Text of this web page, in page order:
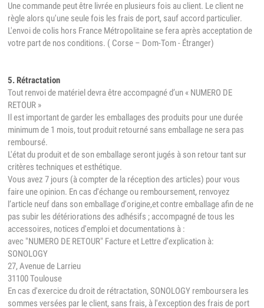
Une commande peut être livrée en plusieurs fois au client. Le client ne
règle alors qu'une seule fois les frais de port, sauf accord particulier.
L'envoi de colis hors France Métropolitaine se fera après acceptation de
votre part de nos conditions. ( Corse – Dom-Tom - Étranger)
5. Rétractation
Tout renvoi de matériel devra être accompagné d’un « NUMERO DE
RETOUR »
Il est important de garder les emballages des produits pour une durée
minimum de 1 mois, tout produit retourné sans emballage ne sera pas
remboursé.
L'état du produit et de son emballage seront jugés à son retour tant sur
critères techniques et esthétique.
Vous avez 7 jours (à compter de la réception des articles) pour vous
faire une opinion. En cas d'échange ou remboursement, renvoyez
l’article neuf dans son emballage d'origine,et contre emballage afin de ne
pas subir les détériorations des adhésifs ; accompagné de tous les
accessoires, notices d'emploi et documentations à :
avec "NUMERO DE RETOUR" Facture et Lettre d’explication à:
SONOLOGY
27, Avenue de Larrieu
31100 Toulouse
En cas d'exercice du droit de rétractation, SONOLOGY remboursera les
sommes versées par le client, sans frais, à l'exception des frais de port